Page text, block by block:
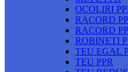
OCOLIRI
RACORD
RACORD
ROBINETI
TEU EGAL
TEU PPR